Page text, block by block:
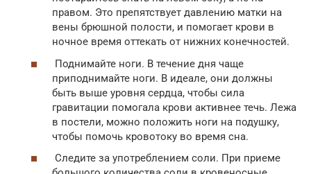
правом. Это препятствует давлению матки на
вены брюшной полости, и помогает крови в
ночное время оттекать от нижних конечностей.
Поднимайте ноги. В течение дня чаще
приподнимайте ноги. В идеале, они должны
быть выше уровня сердца, чтобы сила
гравитации помогала крови активнее течь. Лежа
в постели, можно положить ноги на подушку,
чтобы помочь кровотоку во время сна.
Следите за употреблением соли. При приеме